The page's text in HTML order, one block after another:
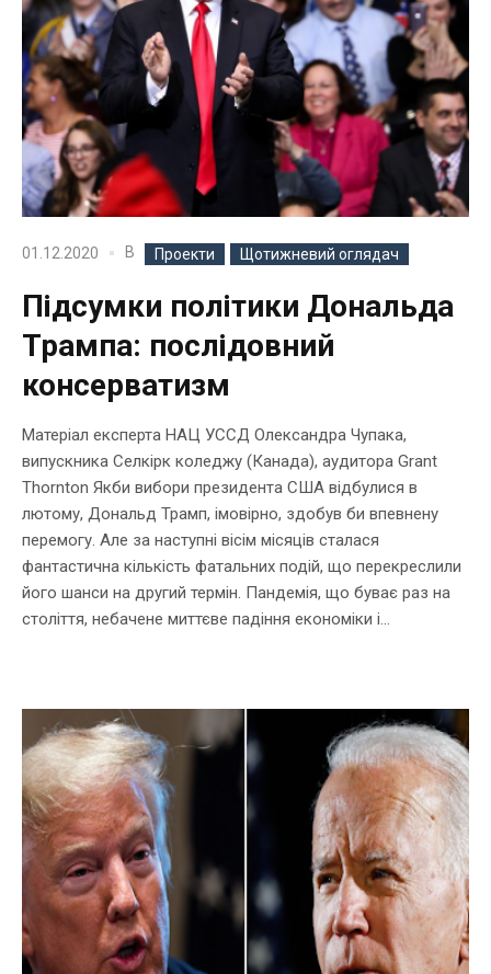
01.12.2020 В Проекти Щотижневий оглядач
Підсумки політики Дональда
Трампа: послідовний
консерватизм
Матеріал експерта НАЦ УССД Олександра Чупака,
випускника Селкірк коледжу (Канада), аудитора Grant
Thornton Якби вибори президента США відбулися в
лютому, Дональд Трамп, імовірно, здобув би впевнену
перемогу. Але за наступні вісім місяців сталася
фантастична кількість фатальних подій, що перекреслили
його шанси на другий термін. Пандемія, що буває раз на
століття, небачене миттєве падіння економіки і...